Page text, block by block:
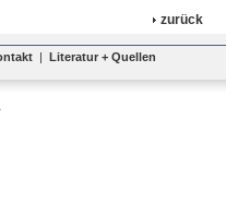
zurück
| Literatur + Quellen